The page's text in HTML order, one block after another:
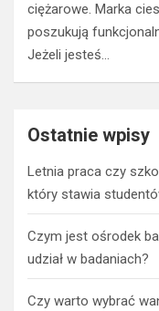
ciężarowe. Marka
poszukują
Jeżeli jesteś…
Ostatnie wpisy
Letnia praca czy
który stawia
Czym jest ośrodek
udział w badaniach?
Czy warto wybrać